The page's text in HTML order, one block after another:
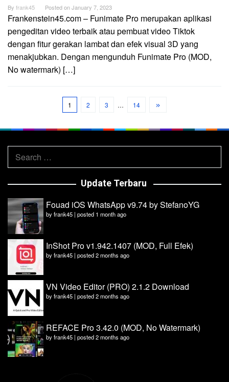
By frank45 Posted onJanuary 7, 2023
Frankenstein45.com – Funimate Pro merupakan aplikasi
pengeditan video terbaik atau pembuat video Tiktok
dengan fitur gerakan lambat dan efek visual 3D yang
menakjubkan. Dengan mengunduh Funimate Pro (MOD,
No watermark) […]
1 2 3 … 14
Search
for:
Update Terbaru
Fouad iOS WhatsApp v9.74 by StefanoYG
byfrank45 | posted 1 month ago
InShot Pro v1.942.1407 (MOD, Full Efek)
byfrank45 | posted 2 months ago
VN Video Editor (PRO) 2.1.2 Download
byfrank45 | posted 2 months ago
REFACE Pro 3.42.0 (MOD, No Watermark)
byfrank45 | posted 2 months ago